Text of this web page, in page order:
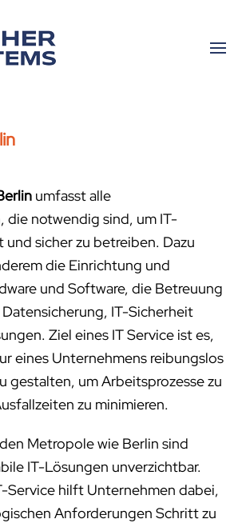
umfasst alle
die notwendig sind, um IT-
sicher zu betreiben. Dazu
die Einrichtung und
und Software, die Betreuung
IT-Sicherheit
Ziel eines IT Service ist es,
eines Unternehmens reibungslos
gestalten, um Arbeitsprozesse zu
zu minimieren.
Metropole wie Berlin sind
IT-Lösungen unverzichtbar.
Service hilft Unternehmen dabei,
Anforderungen Schritt zu